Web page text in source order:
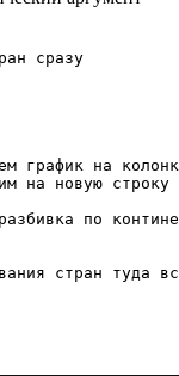
сразу
график на
на новую строку
по
стран туда